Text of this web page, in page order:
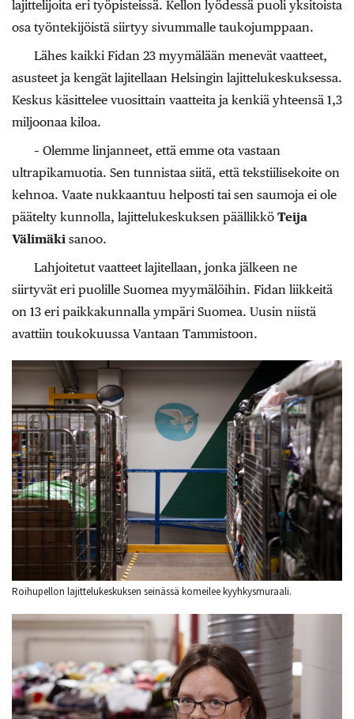
lajittelijoita eri työpisteissä. Kellon lyödessä puoli yksitoista
osa työntekijöistä siirtyy sivummalle taukojumppaan.
Lähes kaikki Fidan 23 myymälään menevät vaatteet,
asusteet ja kengät lajitellaan Helsingin lajittelukeskuksessa.
Keskus käsittelee vuosittain vaatteita ja kenkiä yhteensä 1,3
miljoonaa kiloa.
– Olemme linjanneet, että emme ota vastaan
ultrapikamuotia. Sen tunnistaa siitä, että tekstiilisekoite on
kehnoa. Vaate nukkaantuu helposti tai sen saumoja ei ole
päätelty kunnolla, lajittelukeskuksen päällikkö Teija
Välimäki sanoo.
Lahjoitetut vaatteet lajitellaan, jonka jälkeen ne
siirtyvät eri puolille Suomea myymälöihin. Fidan liikkeitä
on 13 eri paikkakunnalla ympäri Suomea. Uusin niistä
avattiin toukokuussa Vantaan Tammistoon.
Roihupellon lajittelukeskuksen seinässä komeilee kyyhkysmuraali.